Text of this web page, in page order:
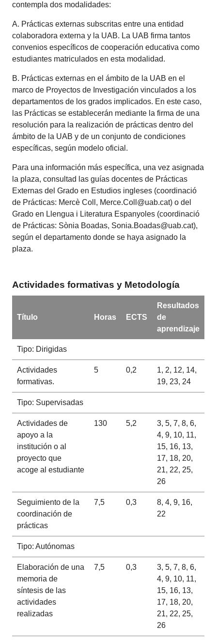
contempla dos modalidades:
A. Prácticas externas subscritas entre una entidad
colaboradora externa y la UAB. La UAB firma tantos
convenios específicos de cooperación educativa como
estudiantes matriculados en esta modalidad.
B. Prácticas externas en el ámbito de la UAB en el
marco de Proyectos de Investigación vinculados a los
departamentos de los grados implicados. En este caso,
las Prácticas se establecerán mediante la firma de una
resolución para la realización de prácticas dentro del
ámbito de la UAB y de un conjunto de condiciones
específicas, según modelo oficial.
Para una información más específica, una vez asignada
la plaza, consultad las guías docentes de Prácticas
Externas del Grado en Estudios ingleses (coordinació
de Prácticas: Mercè Coll, Merce.Coll@uab.cat) o del
Grado en Llengua i Literatura Espanyoles (coordinació
de Prácticas: Sònia Boadas, Sonia.Boadas@uab.cat),
según el departamento donde se haya asignado la
plaza.
Actividades formativas y Metodología
Título Horas ECTS
Resultados
de
aprendizaje
Tipo: Dirigidas
Actividades
formativas.
5 0,2
1, 2, 12, 14,
19, 23, 24
Tipo: Supervisadas
Actividades de
apoyo a la
institución o al
proyecto que
acoge al estudiante
130 5,2
3, 5, 7, 8, 6,
4, 9, 10, 11,
15, 16, 13,
17, 18, 20,
21, 22, 25,
26
Seguimiento de la
coordinación de
prácticas
7,5 0,3
8, 4, 9, 16,
22
Tipo: Autónomas
Elaboración de una
memoria de
síntesis de las
actividades
realizadas
7,5 0,3
3, 5, 7, 8, 6,
4, 9, 10, 11,
15, 16, 13,
17, 18, 20,
21, 22, 25,
26